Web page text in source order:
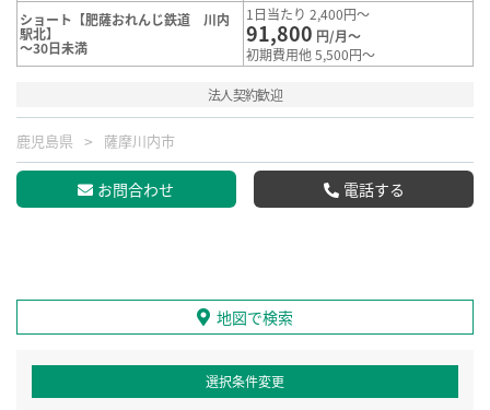
ショート【肥薩おれんじ鉄道 川内
駅北】
～30日未満
1日当たり 2,400円～
91,800 円/月～
初期費用他 5,500円～
法人契約歓迎
鹿児島県 薩摩川内市
お問合わせ 電話する
地図で検索
選択条件変更